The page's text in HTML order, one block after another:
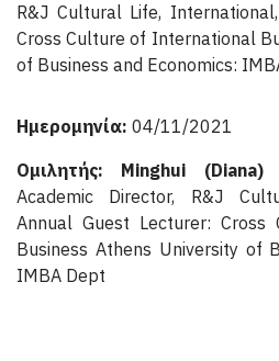
R&J Cultural Life,
Cross Culture of International
of Business and Economics:
Ημερομηνία: 04/11/2021
Ομιλητής: Minghui (Diana)
Academic Director, R&J
Annual Guest Lecturer:
Business Athens University of
IMBA Dept